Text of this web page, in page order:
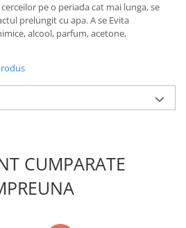
pe o periada cat mai lunga, se
prelungit cu apa. A se Evita
alcool, parfum, acetone,
CUMPARATE